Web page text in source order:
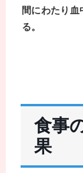
間にわたり血
る。
食事
果